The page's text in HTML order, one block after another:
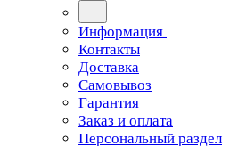
Информация
Контакты
Доставка
Самовывоз
Гарантия
Заказ и оплата
Персональный раздел